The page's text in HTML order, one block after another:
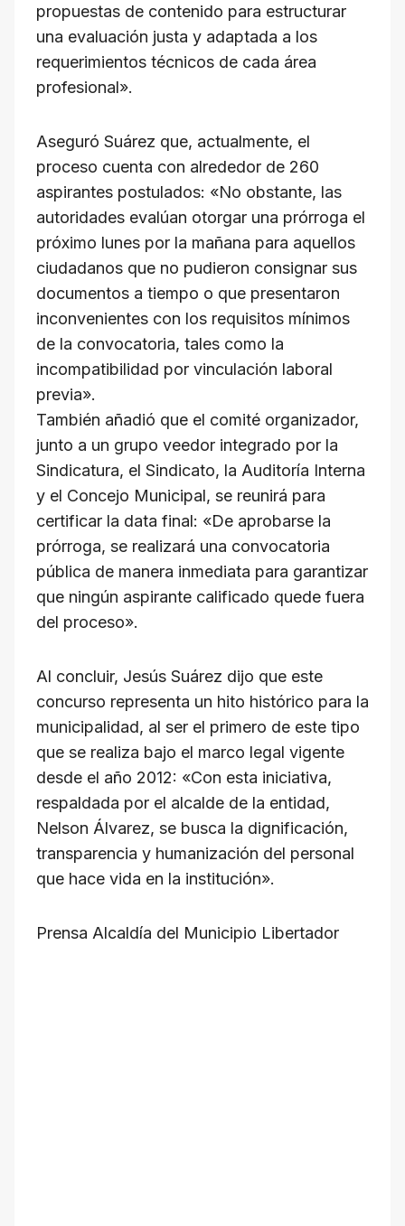
propuestas de contenido para estructurar
una evaluación justa y adaptada a los
requerimientos técnicos de cada área
profesional».
Aseguró Suárez que, actualmente, el
proceso cuenta con alrededor de 260
aspirantes postulados: «No obstante, las
autoridades evalúan otorgar una prórroga el
próximo lunes por la mañana para aquellos
ciudadanos que no pudieron consignar sus
documentos a tiempo o que presentaron
inconvenientes con los requisitos mínimos
de la convocatoria, tales como la
incompatibilidad por vinculación laboral
previa».
También añadió que el comité organizador,
junto a un grupo veedor integrado por la
Sindicatura, el Sindicato, la Auditoría Interna
y el Concejo Municipal, se reunirá para
certificar la data final: «De aprobarse la
prórroga, se realizará una convocatoria
pública de manera inmediata para garantizar
que ningún aspirante calificado quede fuera
del proceso».
Al concluir, Jesús Suárez dijo que este
concurso representa un hito histórico para la
municipalidad, al ser el primero de este tipo
que se realiza bajo el marco legal vigente
desde el año 2012: «Con esta iniciativa,
respaldada por el alcalde de la entidad,
Nelson Álvarez, se busca la dignificación,
transparencia y humanización del personal
que hace vida en la institución».
Prensa Alcaldía del Municipio Libertador